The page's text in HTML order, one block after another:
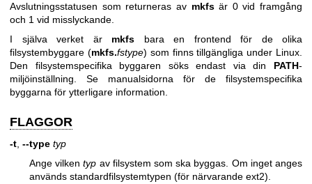
Avslutningsstatusen som returneras av mkfsär 0 vid framgång
och 1 vid misslyckande.
I själva verket är mkfs bara en frontend för de olika
filsystembyggare (mkfs.fstype) som finns tillgängliga under Linux.
Den filsystemspecifika byggaren söks endast via din PATH-
miljöinställning. Se manualsidorna för de filsystemspecifika
byggarna för ytterligare information.
FLAGGOR
-t --type typ
Ange vilkentyp av filsystem som ska byggas. Om inget anges
används standardfilsystemtypen (för närvarande ext2).